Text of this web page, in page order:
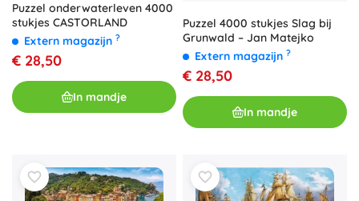
Puzzel onderwaterleven 4000
stukjes CASTORLAND
Extern magazijn ?
€ 28,50
In mandje
Puzzel 4000 stukjes Slag bij
Grunwald – Jan Matejko
Extern magazijn ?
€ 28,50
In mandje